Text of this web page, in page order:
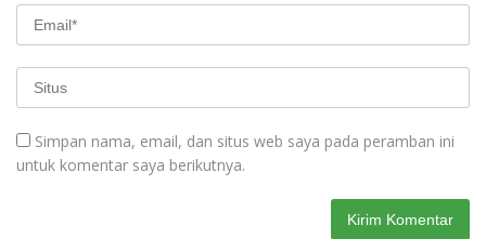
Simpan nama, email, dan situs web saya pada peramban ini
untuk komentar saya berikutnya.